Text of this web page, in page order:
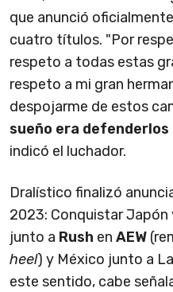
que anunció
cuatro títulos. "Por
respeto a todas estas
respeto a mi gran
despojarme de estos
sueño era defenderlos
indicó el luchador.
Dralístico finalizó
2023: Conquistar
junto a Rush en AEW
heel) y México junto a
este sentido, cabe